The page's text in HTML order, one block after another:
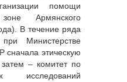
помощи
Армянского
В течение ряда
Министерстве
сначала этическую
– комитет по
исследований